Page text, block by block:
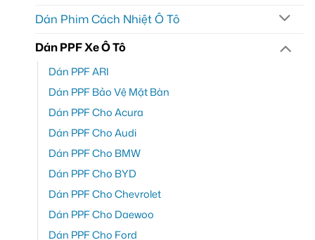
Dán Phim Cách Nhiệt Ô Tô
Dán PPF Xe Ô Tô
Dán PPF ARI
Dán PPF Bảo Vệ Mặt Bàn
Dán PPF Cho Acura
Dán PPF Cho Audi
Dán PPF Cho BMW
Dán PPF Cho BYD
Dán PPF Cho Chevrolet
Dán PPF Cho Daewoo
Dán PPF Cho Ford